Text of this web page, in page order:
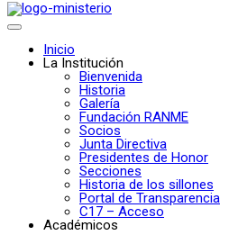
Inicio
La Institución
Bienvenida
Historia
Galería
Fundación RANME
Socios
Junta Directiva
Presidentes de Honor
Secciones
Historia de los sillones
Portal de Transparencia
C17 – Acceso
Académicos